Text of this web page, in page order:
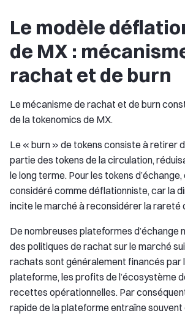
Le modèle
de MX :
rachat et de burn
Le mécanisme de rachat et de burn
de la tokenomics de MX.
Le « burn » de tokens consiste à retirer
partie des tokens de la circulation,
le long terme. Pour les tokens
considéré comme déflationniste, car la
incite le marché à reconsidérer la rareté
De nombreuses plateformes d’échange
des politiques de rachat sur le marché
rachats sont généralement financés par
plateforme, les profits de l’écosystème
recettes opérationnelles. Par
rapide de la plateforme entraîne